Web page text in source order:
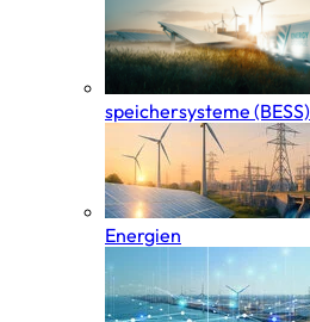
speicher­systeme (BESS)
Energien